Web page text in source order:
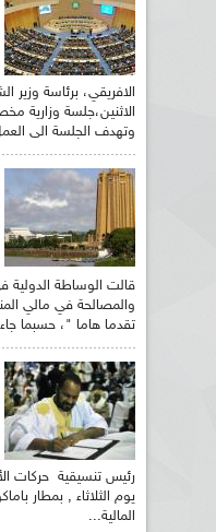
الافريقي، برئاسة وزير
الاثنين،جلسة
وتهدف الجلسة الى
قالت الوساطة الدولية
والمصالحة في مالي
تقدما هاما "، حسبما
رئيس تنسيقية حركات
يوم الثلاثاء , بمطار
المالية...